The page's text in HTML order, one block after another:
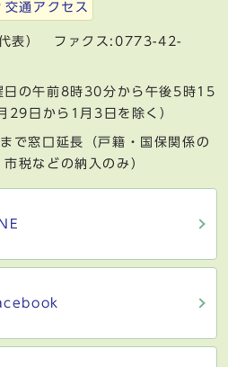
交通アクセス
代表） ファクス:0773-42-
の午前8時30分から午後5時15
29日から1月3日を除く）
で窓口延長（戸籍・国保関係の
税などの納入のみ）